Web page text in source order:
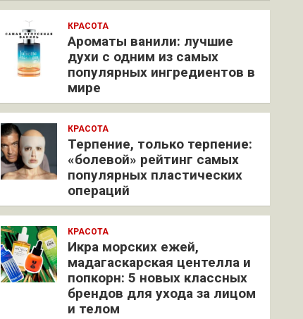
КРАСОТА
Ароматы ванили: лучшие
духи с одним из самых
популярных ингредиентов в
мире
КРАСОТА
Терпение, только терпение:
«болевой» рейтинг самых
популярных пластических
операций
КРАСОТА
Икра морских ежей,
мадагаскарская центелла и
попкорн: 5 новых классных
брендов для ухода за лицом
и телом